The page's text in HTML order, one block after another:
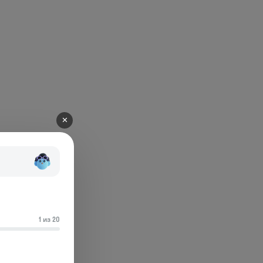
✕
1 из 20